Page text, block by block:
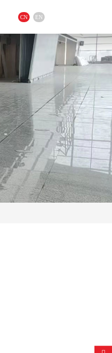
CN EN